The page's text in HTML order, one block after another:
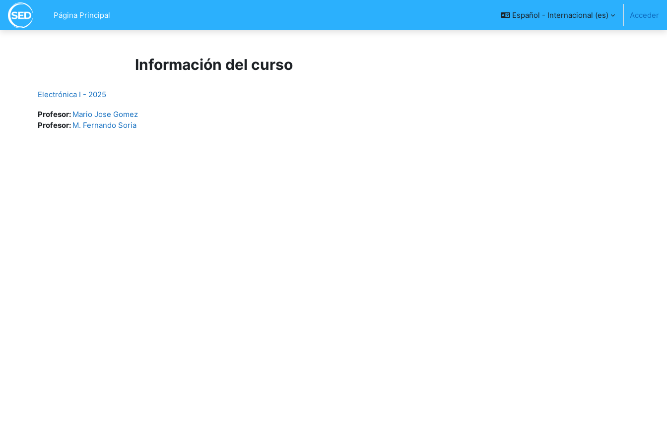
Salta al contenido principal
Página Principal
Español - Internacional ‎(es)‎ Acceder
Información del curso
Electrónica I - 2025
Profesor: Mario Jose Gomez
Profesor: M. Fernando Soria